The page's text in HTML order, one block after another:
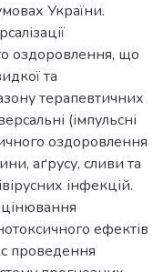
України.
оздоровлення, що
та
терапевтичних
(імпульсні
оздоровлення
аґрусу, сливи та
інфекцій.
ефектів
проведення